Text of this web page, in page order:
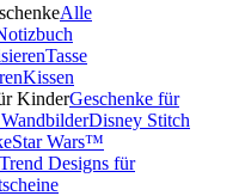
Alle
Tasse
Kissen
KinderGeschenke für
Disney Stitch
Star Wars™
Trend Designs für